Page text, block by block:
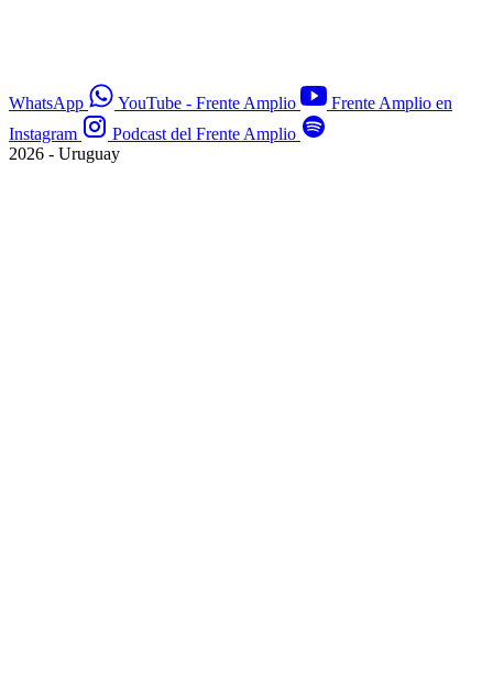
WhatsApp YouTube - Frente Amplio
Frente Amplio en
Instagram
Podcast del Frente Amplio
2026 - Uruguay